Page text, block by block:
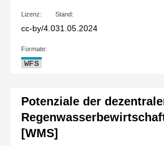
Lizenz:
cc-by/4.0
Stand:
31.05.2024
Formate:
WFS
Potenziale der
[WMS]